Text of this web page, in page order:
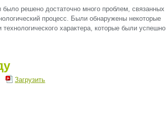
было решено достаточно много проблем, связанных
процесс. Были обнаружены некоторые
характера, которые были успешно
Загрузить